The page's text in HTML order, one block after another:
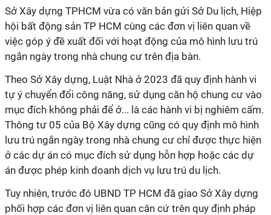
Sở Xây dựng TPHCM vừa có văn bản gửi Sở Du lịch, Hiệp
hội bất động sản TP HCM cùng các đơn vị liên quan về
việc góp ý đề xuất đối với hoạt động của mô hình lưu trú
ngắn ngày trong nhà chung cư trên địa bàn.
Theo Sở Xây dựng, Luật Nhà ở 2023 đã quy định hành vi
tự ý chuyển đổi công năng, sử dụng căn hộ chung cư vào
mục đích không phải để ở... là các hành vi bị nghiêm cấm.
Thông tư 05 của Bộ Xây dựng cũng có quy định mô hình
lưu trú ngắn ngày trong nhà chung cư chỉ được thực hiện
ở các dự án có mục đích sử dụng hỗn hợp hoặc các dự
án được phép kinh doanh dịch vụ lưu trú du lịch.
Tuy nhiên, trước đó UBND TP HCM đã giao Sở Xây dựng
phối hợp các đơn vị liên quan căn cứ trên quy định pháp